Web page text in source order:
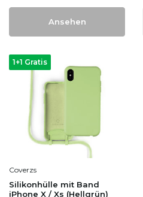
Ansehen
1+1 Gratis
Coverzs
Silikonhülle mit Band
iPhone X / Xs (Hellgrün)